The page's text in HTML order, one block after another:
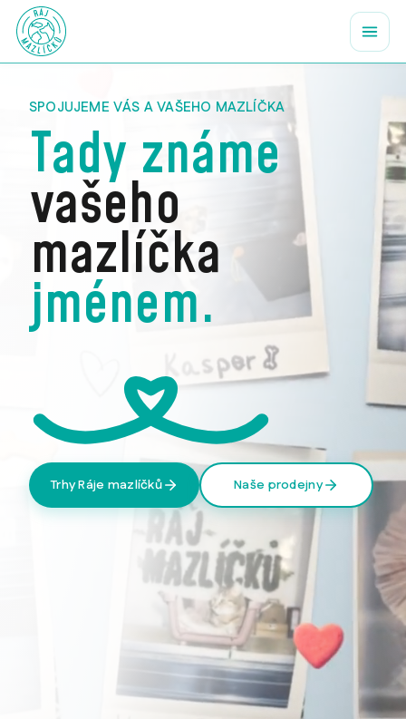
SPOJUJEME VÁS A VAŠEHO MAZLÍČKA
Tady známe
vašeho
mazlíčka
jménem.
Trhy Ráje mazlíčků Naše prodejny